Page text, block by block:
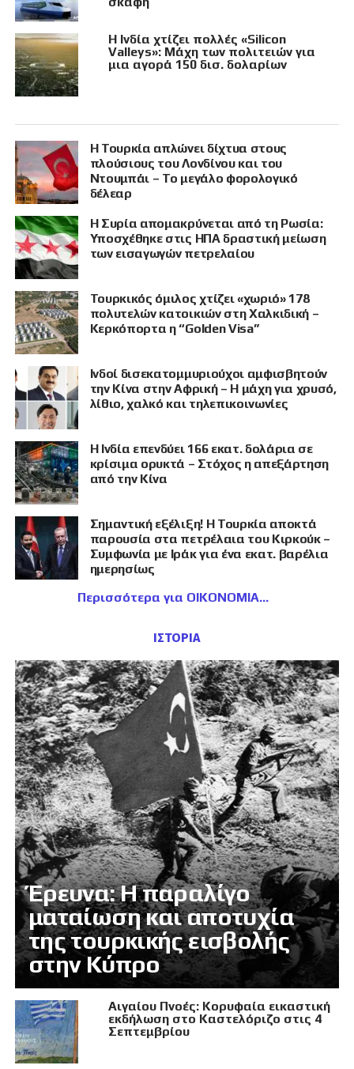
Η Ινδία χτίζει πολλές «Silicon
Valleys»: Μάχη των πολιτειών για
μια αγορά 150 δισ. δολαρίων
Η Τουρκία απλώνει δίχτυα στους
πλούσιους του Λονδίνου και του
Ντουμπάι – Το μεγάλο φορολογικό
δέλεαρ
Η Συρία απομακρύνεται από τη Ρωσία:
Υποσχέθηκε στις ΗΠΑ δραστική μείωση
των εισαγωγών πετρελαίου
Τουρκικός όμιλος χτίζει «χωριό» 178
πολυτελών κατοικιών στη Χαλκιδική –
Κερκόπορτα η “Golden Visa”
Ινδοί δισεκατομμυριούχοι αμφισβητούν
την Κίνα στην Αφρική – Η μάχη για χρυσό,
λίθιο, χαλκό και τηλεπικοινωνίες
Η Ινδία επενδύει 166 εκατ. δολάρια σε
κρίσιμα ορυκτά – Στόχος η απεξάρτηση
από την Κίνα
Σημαντική εξέλιξη! Η Τουρκία αποκτά
παρουσία στα πετρέλαια του Κιρκούκ –
Συμφωνία με Ιράκ για ένα εκατ. βαρέλια
ημερησίως
Περισσότερα για ΟΙΚΟΝΟΜΙΑ
ΙΣΤΟΡΙΑ
Έρευνα: Η παραλίγο
ματαίωση και αποτυχία
της τουρκικής εισβολής
στην Κύπρο
Αιγαίου Πνοές: Κορυφαία εικαστική
εκδήλωση στο Καστελόριζο στις 4
Σεπτεμβρίου